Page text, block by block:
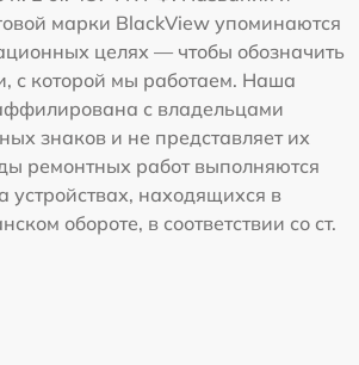
марки BlackView упоминаются
целях — чтобы обозначить
с которой мы работаем. Наша
с владельцами
знаков и не представляет их
ремонтных работ выполняются
устройствах, находящихся в
обороте, в соответствии со ст.